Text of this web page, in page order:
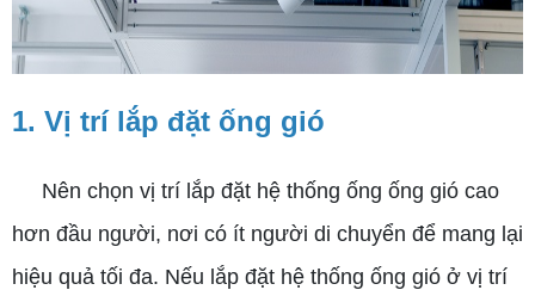
1. Vị trí lắp đặt ống gió
Nên chọn vị trí lắp đặt hệ thống ống ống gió cao
hơn đầu người, nơi có ít người di chuyển để mang lại
hiệu quả tối đa. Nếu lắp đặt hệ thống ống gió ở vị trí